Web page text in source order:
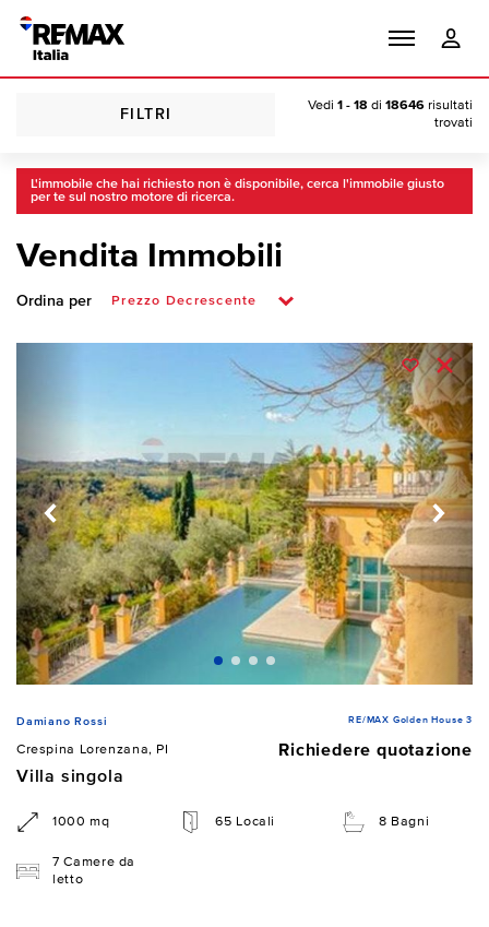
FILTRI
Vedi 1 - 18 di 18646 risultati
trovati
L'immobile che hai richiesto non è disponibile, cerca l'immobile giusto
per te sul nostro motore di ricerca.
Vendita Immobili
Ordina per
Damiano Rossi RE/MAX Golden House 3
Crespina Lorenzana, PI
Richiedere quotazione
Villa singola
1000 mq 65 Locali 8 Bagni
7 Camere da
letto